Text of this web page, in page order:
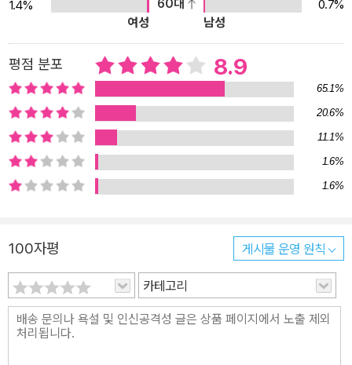
리고 연례행사인 우아한 바비큐 파티를 즐긴 그날 밤, 파티 참석자들
중 다섯 명이 살해당하고 한 명이 다치는 충격적인 사건이 벌어진다.
범인은 금방 자수했지만, 그저 사형을 당하고 싶어 무차별 살인을 했
다는 자백뿐, 하룻밤 사이 그 많은 사람을 살해한 구체적인 방법에 대
해서는 입을 열지 않는다. 범인이 이대로 진술을 거부한 채 바람대로
사형당하면, 진상은 영원히 알 수 없게 된다. 유족들은 가족이 어떻게
살해당했는지 알고자, 다시 한번 한자리에 모여 그날의 사건을 규명
하는 ‘검증회’를 열기로 한다. 사건 당사자가 아닌 사람도 도움이 된다
면 데려와도 좋다는 조건의 검증회. 당일, 유족 중 한 명은 경시청 수
어”지니, “거짓말을 하지 말아달라”고 부탁한다. 하지만 수월하게 진
행되는 듯하던 검증회는, 섬뜩한 메시지가 담긴 한 통의 편지가 공개
되며 혼란에 휩싸인다. 검증회를 통해 재구성되는 그 밤의 비극. 거짓
말 속에 가려진 진실은 무엇일까. “이 작품에서 가장 중요한 것은 ‘누
군가’이다.” 작가는 출간 기념 서면 인터뷰에서 『당신이 누군가를 죽
1.4% 60대
0.7%
여성
남성
평점 분포 8.9
65.1%
20.6%
11.1%
1.6%
1.6%
100자평 게시물 운영 원칙
카테고리